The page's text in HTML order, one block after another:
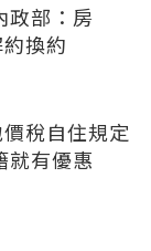
政部：房
換約
稅自住規定
就有優惠